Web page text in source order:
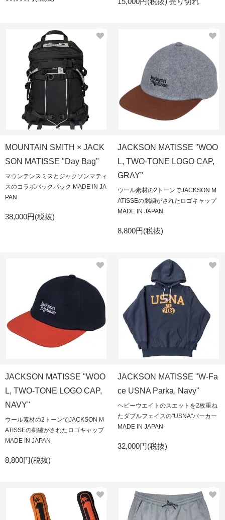
MOUNTAIN SMITH × JACK
SON MATISSE "Day Bag"
マウンテンスミスとジャクソンマティ
スのコラボバックパック MADE IN JA
PAN
38,000円(税抜)
JACKSON MATISSE "WOO
L, TWO-TONE LOGO CAP,
GRAY"
ウール素材の2トーンでJACKSON M
ATISSEの刺繍がされたロゴキャップ
MADE IN JAPAN
8,800円(税抜)
JACKSON MATISSE "WOO
L, TWO-TONE LOGO CAP,
NAVY"
ウール素材の2トーンでJACKSON M
ATISSEの刺繍がされたロゴキャップ
MADE IN JAPAN
8,800円(税抜)
JACKSON MATISSE "W-Fa
ce USNA Parka, Navy"
ヘビーウエイトのスエットを2枚重ね
たダブルフェイスの"USNA"パーカー
MADE IN JAPAN
32,000円(税抜)